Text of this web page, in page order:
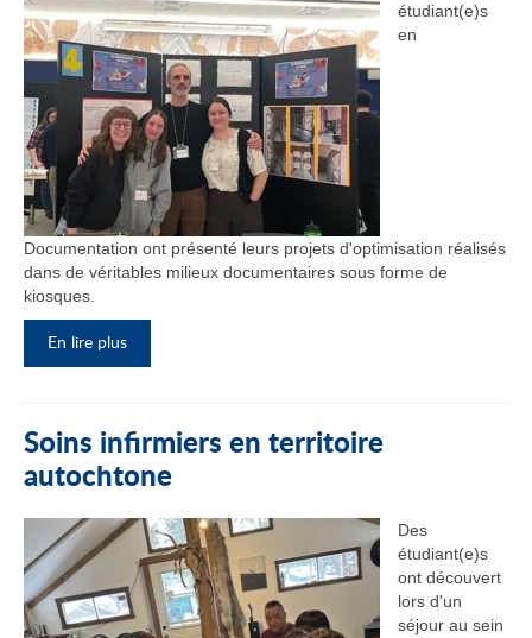
étudiant(e)s
en
Documentation ont présenté leurs projets d'optimisation réalisés
dans de véritables milieux documentaires sous forme de
kiosques.
En lire plus
Soins infirmiers en territoire
autochtone
Des
étudiant(e)s
ont découvert
lors d'un
séjour au sein